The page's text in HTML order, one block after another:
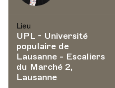
Lieu
UPL - Université
populaire de
Lausanne - Escaliers
du Marché 2,
Lausanne